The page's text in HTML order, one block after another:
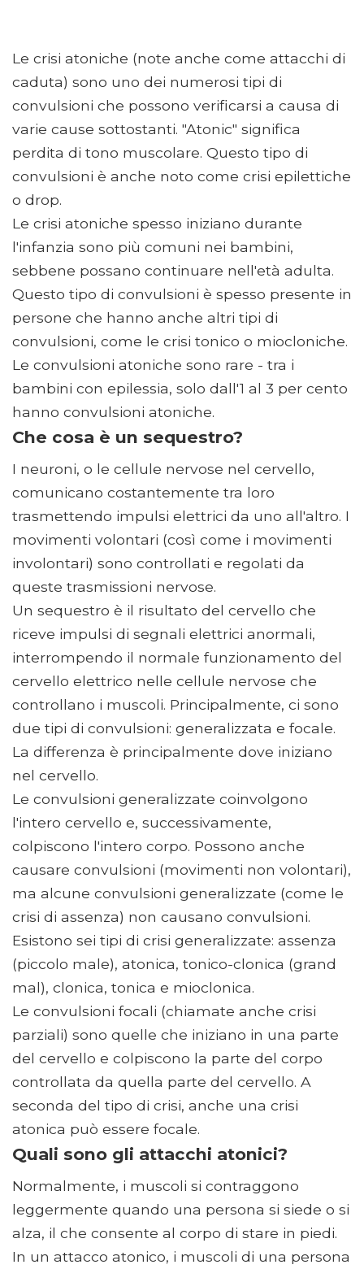
Le crisi atoniche (note anche come attacchi di
caduta) sono uno dei numerosi tipi di
convulsioni che possono verificarsi a causa di
varie cause sottostanti. "Atonic" significa
perdita di tono muscolare. Questo tipo di
convulsioni è anche noto come crisi epilettiche
o drop.
Le crisi atoniche spesso iniziano durante
l'infanzia sono più comuni nei bambini,
sebbene possano continuare nell'età adulta.
Questo tipo di convulsioni è spesso presente in
persone che hanno anche altri tipi di
convulsioni, come le crisi tonico o miocloniche.
Le convulsioni atoniche sono rare - tra i
bambini con epilessia, solo dall'1 al 3 per cento
hanno convulsioni atoniche.
Che cosa è un sequestro?
I neuroni, o le cellule nervose nel cervello,
comunicano costantemente tra loro
trasmettendo impulsi elettrici da uno all'altro. I
movimenti volontari (così come i movimenti
involontari) sono controllati e regolati da
queste trasmissioni nervose.
Un sequestro è il risultato del cervello che
riceve impulsi di segnali elettrici anormali,
interrompendo il normale funzionamento del
cervello elettrico nelle cellule nervose che
controllano i muscoli. Principalmente, ci sono
due tipi di convulsioni: generalizzata e focale.
La differenza è principalmente dove iniziano
nel cervello.
Le convulsioni generalizzate coinvolgono
l'intero cervello e, successivamente,
colpiscono l'intero corpo. Possono anche
causare convulsioni (movimenti non volontari),
ma alcune convulsioni generalizzate (come le
crisi di assenza) non causano convulsioni.
Esistono sei tipi di crisi generalizzate: assenza
(piccolo male), atonica, tonico-clonica (grand
mal), clonica, tonica e mioclonica.
Le convulsioni focali (chiamate anche crisi
parziali) sono quelle che iniziano in una parte
del cervello e colpiscono la parte del corpo
controllata da quella parte del cervello. A
seconda del tipo di crisi, anche una crisi
atonica può essere focale.
Quali sono gli attacchi atonici?
Normalmente, i muscoli si contraggono
leggermente quando una persona si siede o si
alza, il che consente al corpo di stare in piedi.
In un attacco atonico, i muscoli di una persona